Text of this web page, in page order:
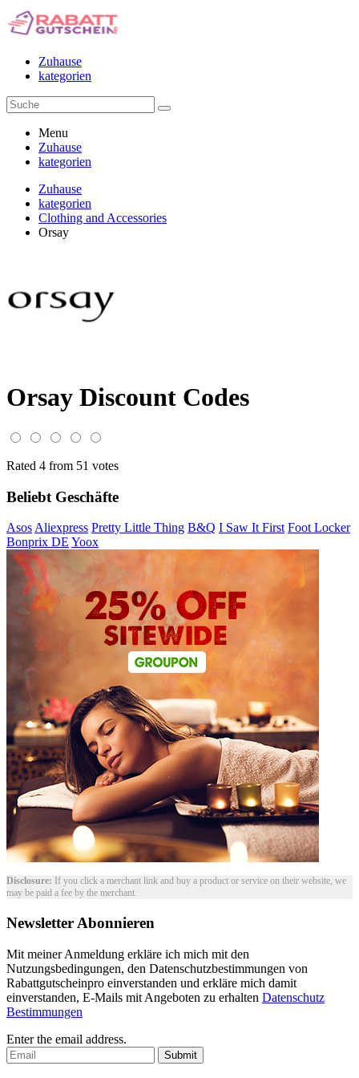
Zuhause
kategorien
Menu
Zuhause
kategorien
Zuhause
kategorien
Clothing and Accessories
Orsay
Orsay Discount Codes
Rated 4 from 51 votes
Beliebt Geschäfte
Asos Aliexpress Pretty Little Thing B&Q I Saw It First Foot Locker
Bonprix DE Yoox
Disclosure: If you click a merchant link and buy a product or service on their website, we
may be paid a fee by the merchant.
Newsletter Abonnieren
Mit meiner Anmeldung erkläre ich mich mit den
Nutzungsbedingungen, den Datenschutzbestimmungen von
Rabattgutscheinpro einverstanden und erkläre mich damit
einverstanden, E-Mails mit Angeboten zu erhalten Datenschutz
Bestimmungen
Enter the email address.
Submit